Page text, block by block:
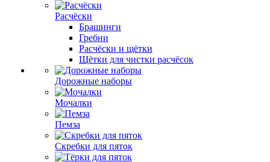
Расчёски
Брашинги
Гребни
Расчёски и щётки
Щётки для чистки расчёсок
Дорожные наборы
Мочалки
Пемза
Скребки для пяток